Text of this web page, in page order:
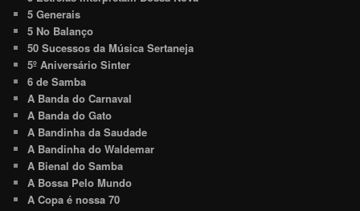
5 Generais
5 No Balanço
50 Sucessos da Música Sertaneja
5º Aniversário Sinter
6 de Samba
A Banda do Carnaval
A Banda do Gato
A Bandinha da Saudade
A Bandinha do Waldemar
A Bienal do Samba
A Bossa Pelo Mundo
A Copa é nossa 70